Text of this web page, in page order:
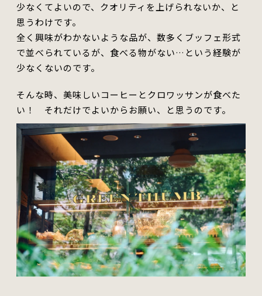
少なくてよ いので、クオリティを上げられないか、と
思うわけです。
全く興味がわかないような品が、数多くブッフェ形式
で並べられているが、食べる物がない…と いう経験が
少なくないのです。
そんな時、美味しいコーヒーとクロワッサンが食べた
い！ それだけでよ いからお願い、と思うのです。